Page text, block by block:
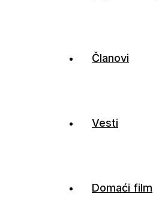
Članovi
Vesti
Domaći film